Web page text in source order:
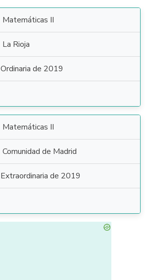
Matemáticas II
La Rioja
Ordinaria de 2019
Matemáticas II
Comunidad de Madrid
Extraordinaria de 2019